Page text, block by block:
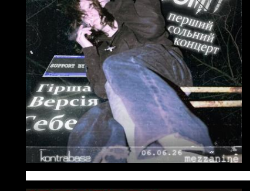
стрімко й впевнено: десятки
схвальних відгуків на альбом
«подорож тривалістю в біль», дві
перемоги на Jager Music Awards
2026, тисячі прослуховувань з
перших треків
дізнатися більше